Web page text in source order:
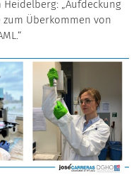
„Aufdeckung
Überkommen von